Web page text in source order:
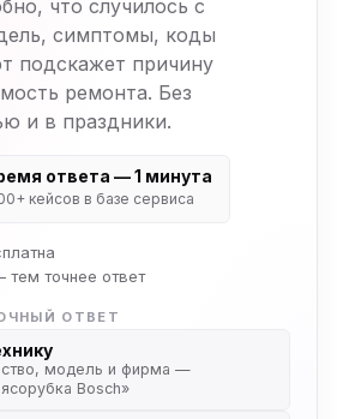
что случилось с
симптомы, коды
подскажет причину
ремонта. Без
и в праздники.
ответа — 1 минута
кейсов в базе сервиса
точнее ответ
ОТВЕТ
модель и фирма —
Bosch»